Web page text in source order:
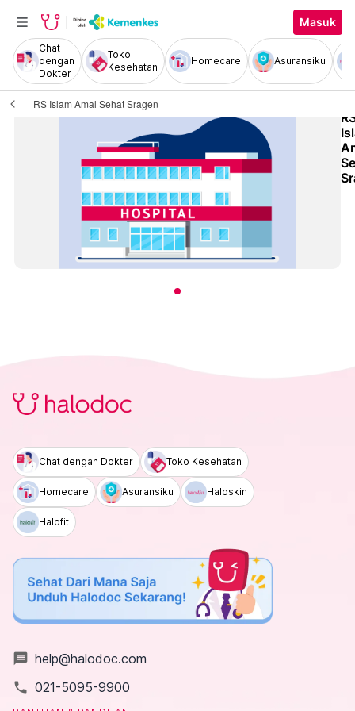
Masuk
Chat
dengan
Dokter
Toko
Kesehatan
Homecare Asuransiku
RS Islam Amal Sehat Sragen
Chat dengan Dokter Toko Kesehatan
Homecare Asuransiku Haloskin
Halofit
message help@halodoc.com
local_phone 021-5095-9900